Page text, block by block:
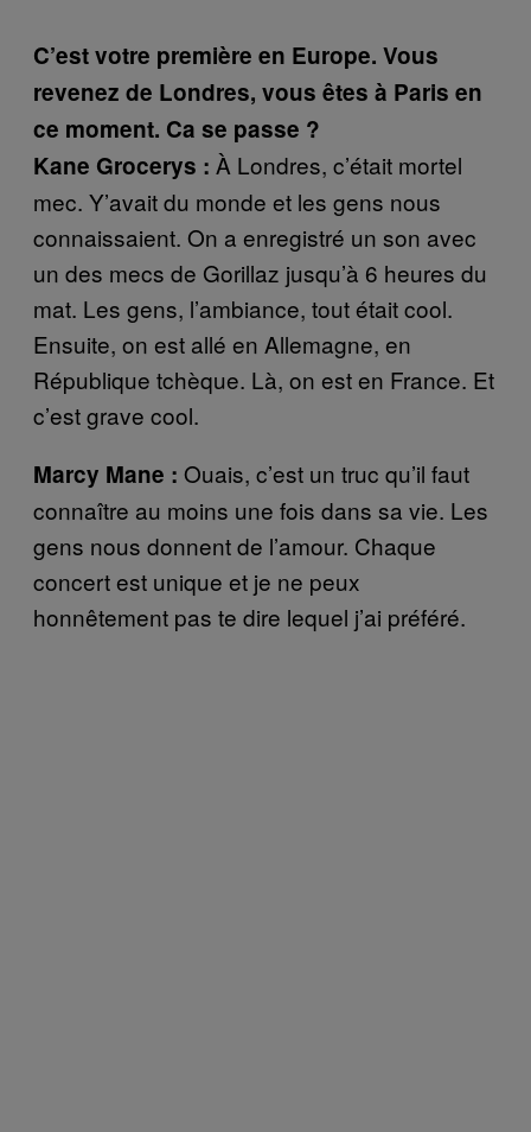
C’est votre première en Europe. Vous
revenez de Londres, vous êtes à Paris en
ce moment. Ca se passe ?
Kane Grocerys : À Londres, c’était mortel
mec. Y’avait du monde et les gens nous
connaissaient. On a enregistré un son avec
un des mecs de Gorillaz jusqu’à 6 heures du
mat. Les gens, l’ambiance, tout était cool.
Ensuite, on est allé en Allemagne, en
République tchèque. Là, on est en France. Et
c’est grave cool.
Marcy Mane : Ouais, c’est un truc qu’il faut
connaître au moins une fois dans sa vie. Les
gens nous donnent de l’amour. Chaque
concert est unique et je ne peux
honnêtement pas te dire lequel j’ai préféré.